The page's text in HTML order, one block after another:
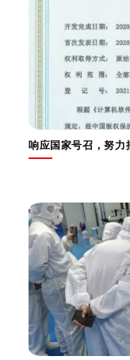
响应国家号召，努力